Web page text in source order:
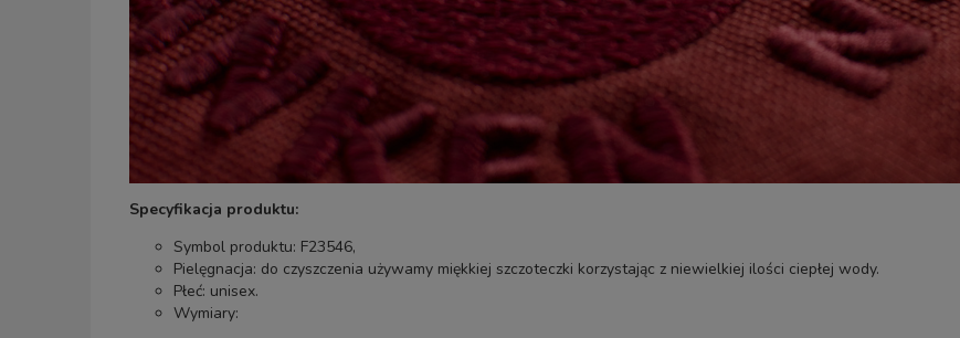
Specyfikacja produktu:
Symbol produktu: F23546,
Pielęgnacja: do czyszczenia używamy miękkiej szczoteczki korzystając z niewielkiej ilości ciepłej wody.
Płeć: unisex.
Wymiary: